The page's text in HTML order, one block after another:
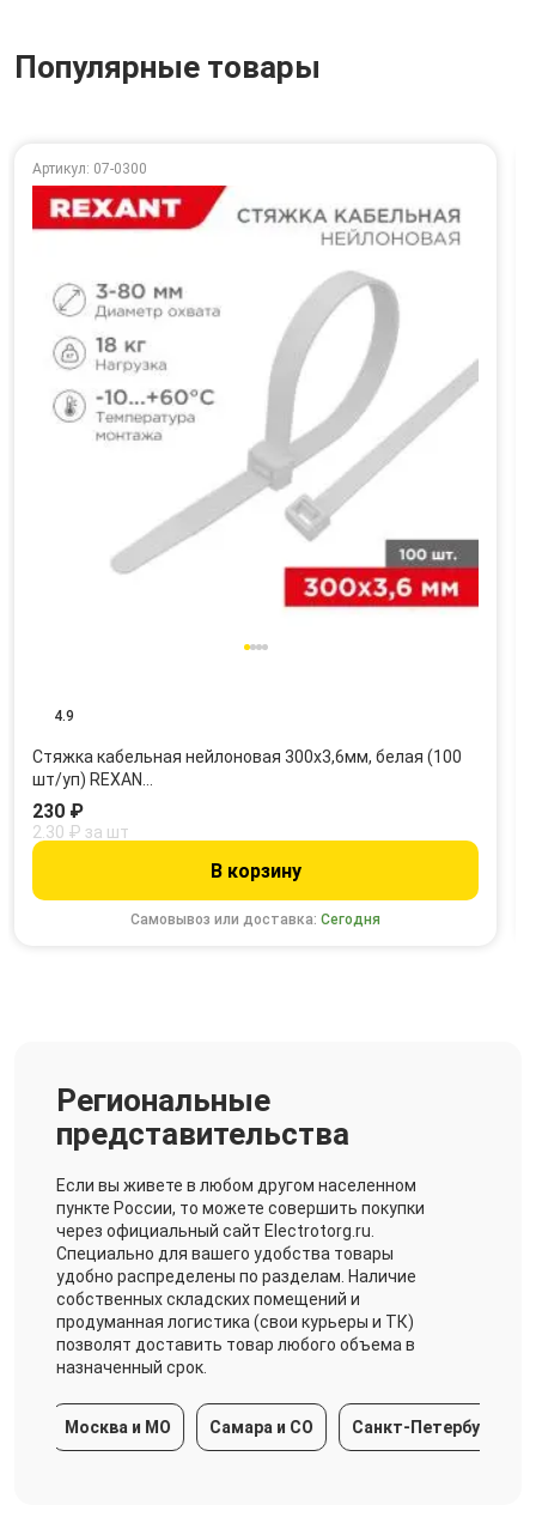
Популярные товары
Артикул: 07-0300
4.9
Стяжка кабельная нейлоновая 300x3,6мм, белая (100
шт/уп) REXAN…
Самовывоз или доставка:Сегодня
230 ₽
2.30 ₽ за шт
В корзину
Региональные
представительства
Если вы живете в любом другом населенном
пункте России, то можете совершить покупки
через официальный сайт Electrotorg.ru.
Специально для вашего удобства товары
удобно распределены по разделам. Наличие
собственных складских помещений и
продуманная логистика (свои курьеры и ТК)
позволят доставить товар любого объема в
назначенный срок.
Москва и МО Самара и СО Санкт-Петербург и ЛО